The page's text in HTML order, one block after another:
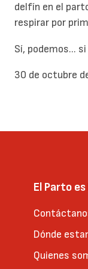
delfín en el
respirar por
Sí, podemos...
30 de octubre
El Parto
Dónde
Quienes